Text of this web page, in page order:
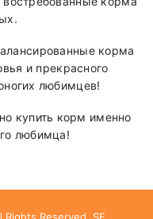
корма
и прекрасного
любимцев!
купить корм именно
любимца!
Rights Reserved. SF